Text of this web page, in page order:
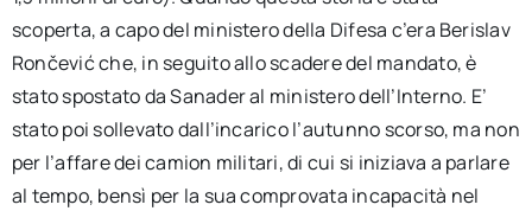
scoperta, a capo del ministero della Difesa c’era Berislav
Rončević che, in seguito allo scadere del mandato, è
stato spostato da Sanader al ministero dell’Interno. E’
stato poi sollevato dall’incarico l’autunno scorso, ma non
per l’affare dei camion militari, di cui si iniziava a parlare
al tempo, bensì per la sua comprovata incapacità nel